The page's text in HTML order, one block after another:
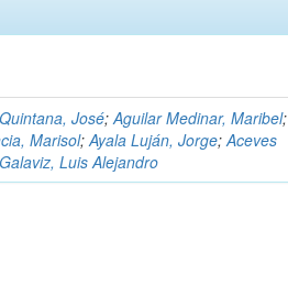
José;Aguilar Medinar, Maribel;
Marisol;Ayala Luján, Jorge;Aceves
Luis Alejandro